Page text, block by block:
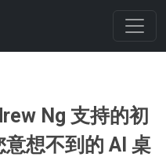
Ng 支持的初
想不到的 AI 桌